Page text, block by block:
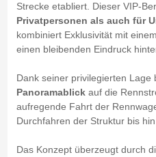
Strecke etabliert. Dieser VIP-
Privatpersonen als auch für
kombiniert Exklusivität mit
einen bleibenden Eindruck
Dank seiner privilegierten Lage
Panoramablickauf die
aufregende Fahrt der
Durchfahren der Struktur bis
Das Konzept überzeugt durch